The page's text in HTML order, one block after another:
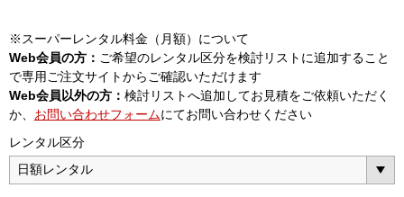
※スーパーレンタル料金（月額）について
Web会員の方： ご希望のレンタル区分を検討リストに追加すること
で専用ご注文サイトからご確認いただけます
Web会員以外の方： 検討リストへ追加してお見積をご依頼いただく
か、 お問い合わせフォームにてお問い合わせください
レンタル区分